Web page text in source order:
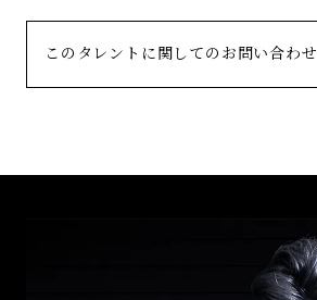
このタレントに関してのお問い合わせ